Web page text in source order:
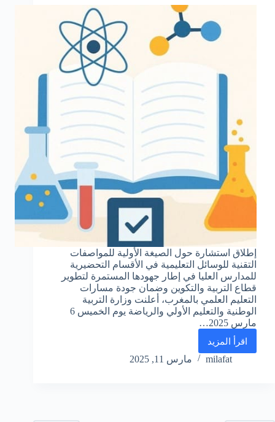
إطلاق استشارة حول الصيغة الأولية للمواصفات
التقنية للوسائل التعليمية في الأقسام التحضيرية
للمدارس العليا في إطار جهودها المستمرة لتطوير
قطاع التربية والتكوين وضمان جودة مسارات
التعليم العلمي بالمغرب، أعلنت وزارة التربية
الوطنية والتعليم الأولي والرياضة يوم الخميس 6
مارس 2025…
اقرأ المزيد
إطلاق
استشارة
milafat مارس 11, 2025